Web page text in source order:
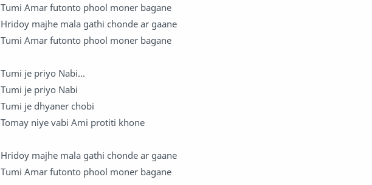
Tumi Amar futonto phool moner bagane
Hridoy majhe mala gathi chonde ar gaane
Tumi Amar futonto phool moner bagane
Tumi je priyo Nabi...
Tumi je priyo Nabi
Tumi je dhyaner chobi
Tomay niye vabi Ami protiti khone
Hridoy majhe mala gathi chonde ar gaane
Tumi Amar futonto phool moner bagane